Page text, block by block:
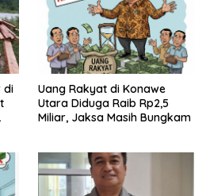
di
Uang Rakyat di Konawe
Utara Diduga Raib Rp2,5
Miliar, Jaksa Masih Bungkam